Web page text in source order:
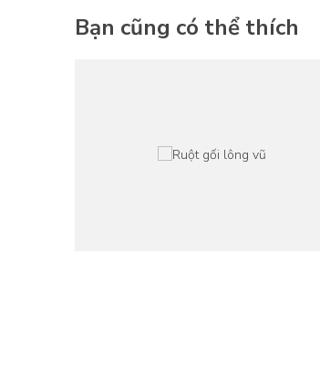
Bạn cũng có thể thích